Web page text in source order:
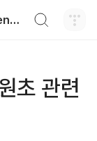
와일드진생WG엔터테인먼트 entertainment
초 관련